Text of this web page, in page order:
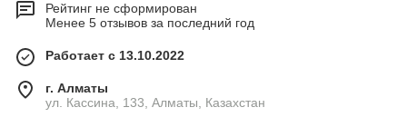
Рейтинг не сформирован
Менее 5 отзывов за последний год
Работает с 13.10.2022
г. Алматы
ул. Кассина, 133, Алматы, Казахстан